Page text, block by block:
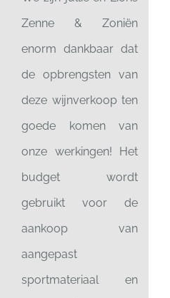
Zenne & Zoniën
enorm dankbaar dat
de opbrengsten van
deze wijnverkoop ten
goede komen van
onze werkingen! Het
budget wordt
gebruikt voor de
aankoop van
aangepast
sportmateriaal en